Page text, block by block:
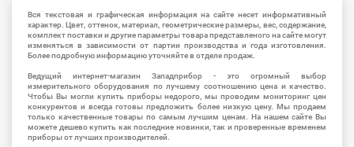
Вся текстовая и графическая информация на сайте несет информативный
характер. Цвет, оттенок, материал, геометрические размеры, вес, содержание,
комплект поставки и другие параметры товара представленого на сайте могут
изменяться в зависимости от партии производства и года изготовления.
Более подробную информацию уточняйте в отделе продаж.
Ведущий интернет-магазин Западприбор - это огромный выбор
измерительного оборудования по лучшему соотношению цена и качество.
Чтобы Вы могли купить приборы недорого, мы проводим мониторинг цен
конкурентов и всегда готовы предложить более низкую цену. Мы продаем
только качественные товары по самым лучшим ценам. На нашем сайте Вы
можете дешево купить как последние новинки, так и проверенные временем
приборы от лучших производителей.